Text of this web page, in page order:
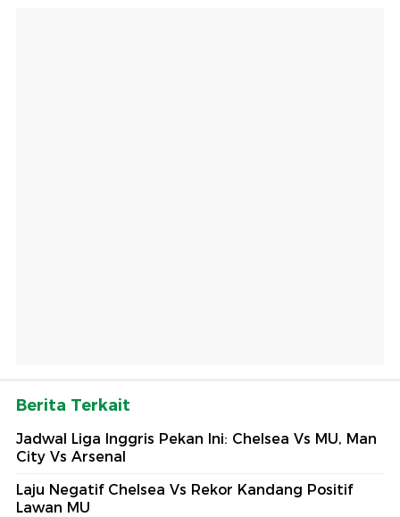
Berita Terkait
Jadwal Liga Inggris Pekan Ini: Chelsea Vs MU, Man
City Vs Arsenal
Laju Negatif Chelsea Vs Rekor Kandang Positif
Lawan MU